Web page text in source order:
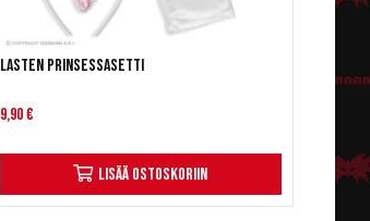
Lasten prinsessasetti
9,90 €
Lisää ostoskoriin